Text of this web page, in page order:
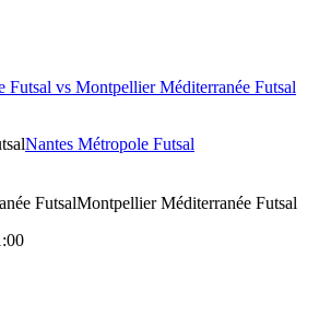
Futsal vs Montpellier Méditerranée Futsal
Nantes Métropole Futsal
Montpellier Méditerranée Futsal